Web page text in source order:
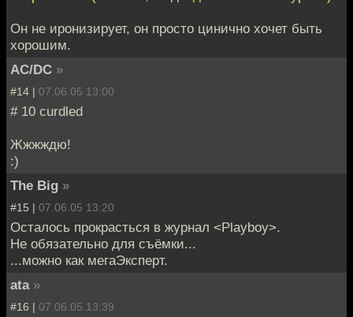
Он не иронизирует, он просто цинично хочет быть
хорошим.
AC/DC »
#14 | 07.06.05 13:00
# 10 curdled
Жжжждю!
:)
The Big »
#15 | 07.06.05 13:20
Осталось прокрасться в журнал <Playboy>.
Не обязательно для съёмки...
...можно как мегаЭксперт.
ata »
#16 | 07.06.05 13:39